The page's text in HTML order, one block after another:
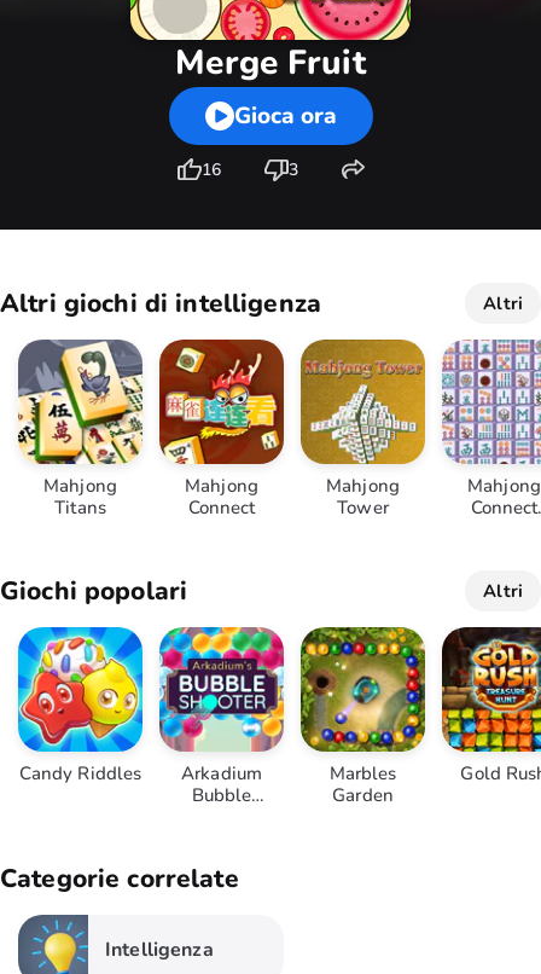
Merge Fruit
Gioca ora
16 3
Altri giochi di intelligenza Altri
Mahjong
Titans
Mahjong
Connect
Mahjong
Tower
Mahjong
Connect
Giochi popolari Altri
Candy Riddles
Arkadium
Bubble
Marbles
Garden
Gold
Categorie correlate
Intelligenza